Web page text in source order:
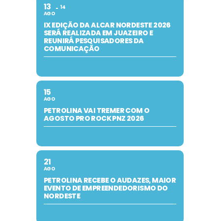
13
AGO
14
IX EDIÇÃO DA ALCAR NORDESTE 2026
SERÁ REALIZADA EM JUAZEIRO E
REUNIRÁ PESQUISADORES DA
COMUNICAÇÃO
15
AGO
PETROLINA VAI TREMER COM O
AGOSTO PRO ROCK PNZ 2026
21
AGO
PETROLINA RECEBE O AUDAZES, MAIOR
EVENTO DE EMPREENDEDORISMO DO
NORDESTE